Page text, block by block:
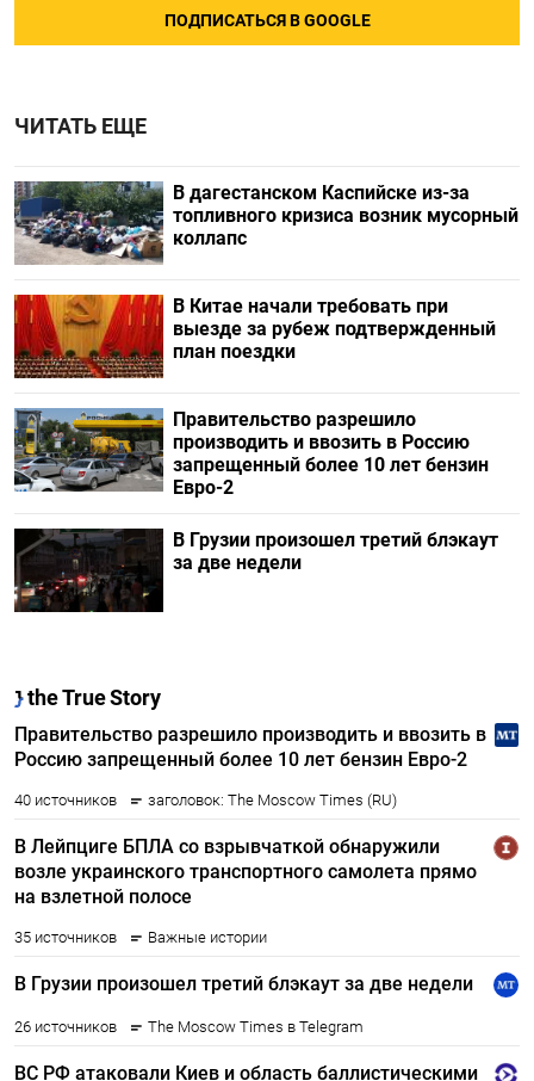
ПОДПИСАТЬСЯ В GOOGLE
ЧИТАТЬ ЕЩЕ
В дагестанском Каспийске из-за
топливного кризиса возник мусорный
коллапс
В Китае начали требовать при
выезде за рубеж подтвержденный
план поездки
Правительство разрешило
производить и ввозить в Россию
запрещенный более 10 лет бензин
Евро-2
В Грузии произошел третий блэкаут
за две недели